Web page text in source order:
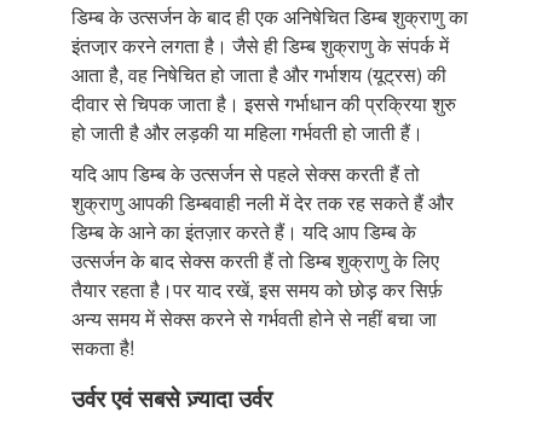
डिम्ब के उत्सर्जन के बाद ही एक अनिषेचित डिम्ब शुक्राणु का
इंतजा़र करने लगता है। जैसे ही डिम्ब शुक्राणु के संपर्क में
आता है, वह निषेचित हो जाता है और गर्भाशय (यूट्रस) की
दीवार से चिपक जाता है। इससे गर्भाधान की प्रक्रिया शुरु
हो जाती है और लड़की या महिला गर्भवती हो जाती हैं।
यदि आप डिम्ब के उत्सर्जन से पहले सेक्स करती हैं तो
शुक्राणु आपकी डिम्बवाही नली में देर तक रह सकते हैं और
डिम्ब के आने का इंतज़ार करते हैं। यदि आप डिम्ब के
उत्सर्जन के बाद सेक्स करती हैं तो डिम्ब शुक्राणु के लिए
तैयार रहता है।पर याद रखें, इस समय को छोड़़ कर सिर्फ़
अन्य समय में सेक्स करने से गर्भवती होने से नहीं बचा जा
सकता है!
उर्वर एवं सबसे ज़्यादा उर्वर